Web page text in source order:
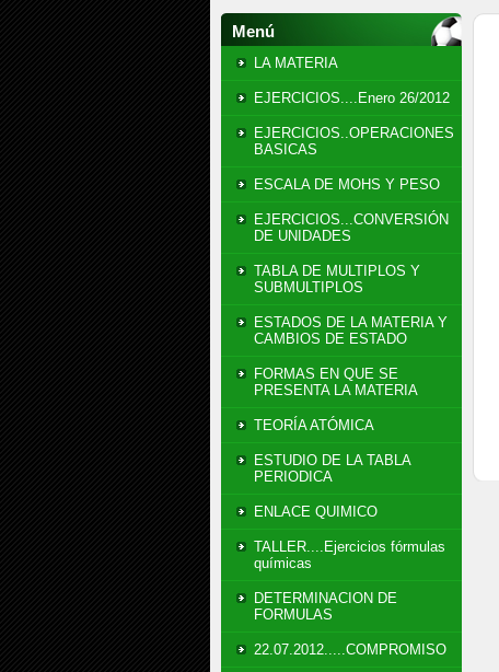
Menú
LA MATERIA
EJERCICIOS....Enero 26/2012
EJERCICIOS..OPERACIONES
BASICAS
ESCALA DE MOHS Y PESO
EJERCICIOS...CONVERSIÓN
DE UNIDADES
TABLA DE MULTIPLOS Y
SUBMULTIPLOS
ESTADOS DE LA MATERIA Y
CAMBIOS DE ESTADO
FORMAS EN QUE SE
PRESENTA LA MATERIA
TEORÍA ATÓMICA
ESTUDIO DE LA TABLA
PERIODICA
ENLACE QUIMICO
TALLER....Ejercicios fórmulas
químicas
DETERMINACION DE
FORMULAS
22.07.2012.....COMPROMISO